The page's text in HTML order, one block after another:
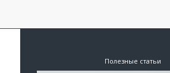
Полезные статьи